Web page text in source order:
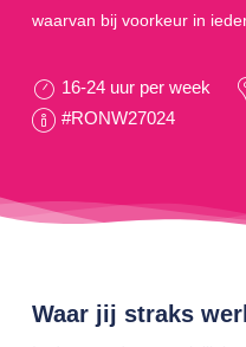
waarvan bij voorkeur in
16-24 uur per week
#RONW27024
Waar jij straks